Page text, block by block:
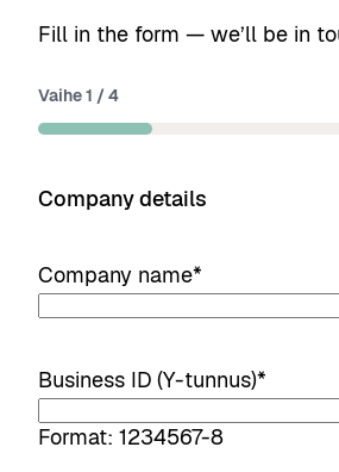
Fill in the form — we’ll be in
"*" näyttää pakolliset kentät
Vaihe1 /4
25%
Company details
Company name*
Business ID (Y-tunnus)*
Format: 1234567-8